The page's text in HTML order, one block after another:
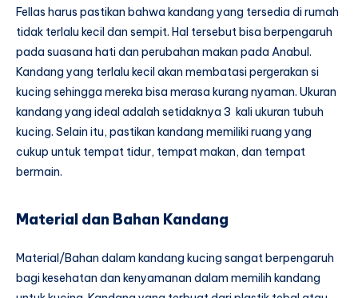
Fellas harus pastikan bahwa kandang yang tersedia di rumah
tidak terlalu kecil dan sempit. Hal tersebut bisa berpengaruh
pada suasana hati dan perubahan makan pada Anabul.
Kandang yang terlalu kecil akan membatasi pergerakan si
kucing sehingga mereka bisa merasa kurang nyaman. Ukuran
kandang yang ideal adalah setidaknya 3 kali ukuran tubuh
kucing. Selain itu, pastikan kandang memiliki ruang yang
cukup untuk tempat tidur, tempat makan, dan tempat
bermain.
Material dan Bahan Kandang
Material/Bahan dalam kandang kucing sangat berpengaruh
bagi kesehatan dan kenyamanan dalam memilih kandang